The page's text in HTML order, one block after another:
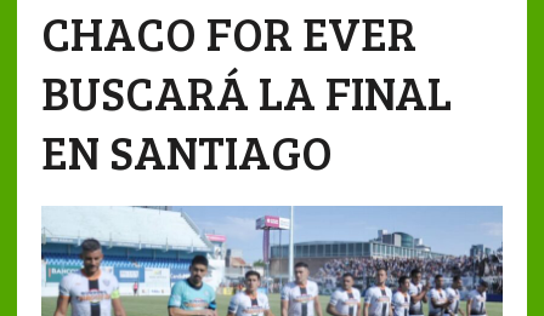
CHACO FOR EVER
BUSCARÁ LA FINAL
EN SANTIAGO